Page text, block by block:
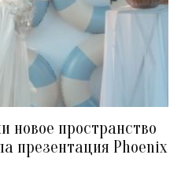
новое пространство
презентация Phoenix